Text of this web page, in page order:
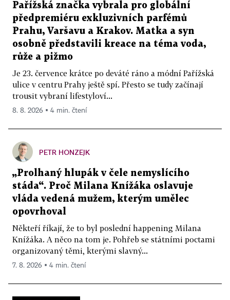
Pařížská značka vybrala pro globální
předpremiéru exkluzivních parfémů
Prahu, Varšavu a Krakov. Matka a syn
osobně představili kreace na téma voda,
růže a pižmo
Je 23. července krátce po deváté ráno a módní Pařížská
ulice v centru Prahy ještě spí. Přesto se tudy začínají
trousit vybraní lifestyloví...
8. 8. 2026 ▪ 4 min. čtení
PETR HONZEJK
„Prolhaný hlupák v čele nemyslícího
stáda“. Proč Milana Knížáka oslavuje
vláda vedená mužem, kterým umělec
opovrhoval
Někteří říkají, že to byl poslední happening Milana
Knížáka. A něco na tom je. Pohřeb se státními poctami
organizovaný těmi, kterými slavný...
7. 8. 2026 ▪ 4 min. čtení